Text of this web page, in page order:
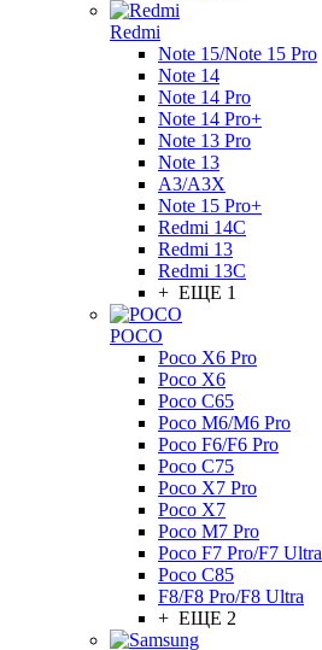
Redmi
Note 15/Note 15 Pro
Note 14
Note 14 Pro
Note 14 Pro+
Note 13 Pro
Note 13
A3/A3X
Note 15 Pro+
Redmi 14C
Redmi 13
Redmi 13C
+ ЕЩЕ 1
POCO
Poco X6 Pro
Poco X6
Poco C65
Poco M6/M6 Pro
Poco F6/F6 Pro
Poco C75
Poco X7 Pro
Poco X7
Poco M7 Pro
Poco F7 Pro/F7 Ultra
Poco C85
F8/F8 Pro/F8 Ultra
+ ЕЩЕ 2